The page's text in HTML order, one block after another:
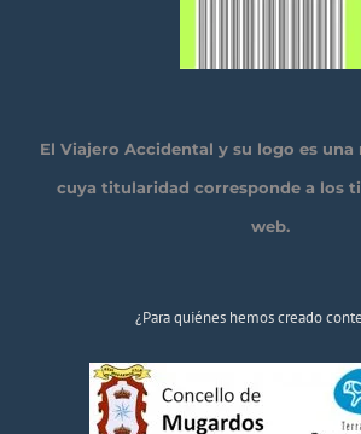
El Viajero Accidental y su logo es una
cuya titularidad corresponde a los
web.
¿Para quiénes hemos creado